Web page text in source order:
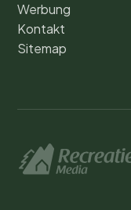
Werbung
Kontakt
Sitemap